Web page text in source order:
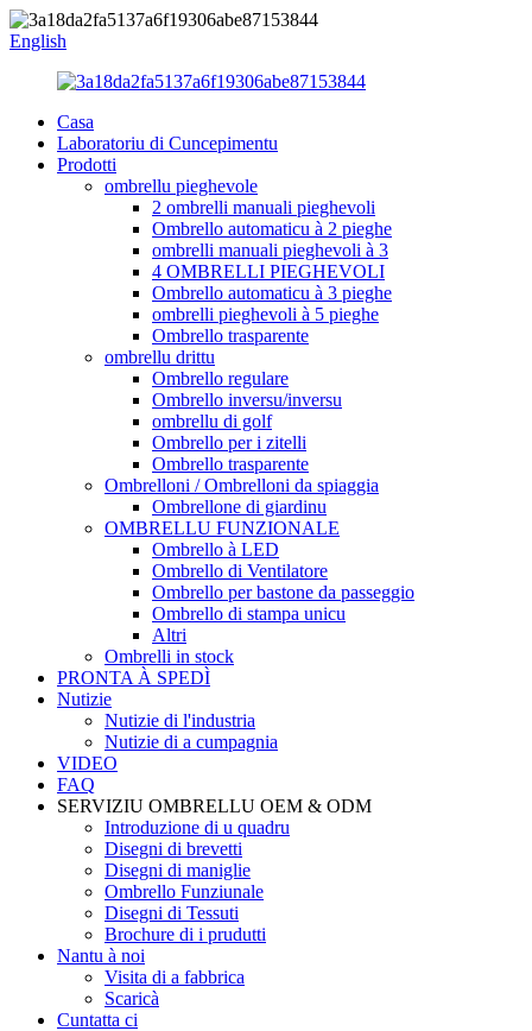
English
Casa
Laboratoriu di Cuncepimentu
Prodotti
ombrellu pieghevole
2 ombrelli manuali pieghevoli
Ombrello automaticu à 2 pieghe
ombrelli manuali pieghevoli à 3
4 OMBRELLI PIEGHEVOLI
Ombrello automaticu à 3 pieghe
ombrelli pieghevoli à 5 pieghe
Ombrello trasparente
ombrellu drittu
Ombrello regulare
Ombrello inversu/inversu
ombrellu di golf
Ombrello per i zitelli
Ombrello trasparente
Ombrelloni / Ombrelloni da spiaggia
Ombrellone di giardinu
OMBRELLU FUNZIONALE
Ombrello à LED
Ombrello di Ventilatore
Ombrello per bastone da passeggio
Ombrello di stampa unicu
Altri
Ombrelli in stock
PRONTA À SPEDÌ
Nutizie
Nutizie di l'industria
Nutizie di a cumpagnia
VIDEO
FAQ
SERVIZIU OMBRELLU OEM & ODM
Introduzione di u quadru
Disegni di brevetti
Disegni di maniglie
Ombrello Funziunale
Disegni di Tessuti
Brochure di i prudutti
Nantu à noi
Visita di a fabbrica
Scaricà
Cuntatta ci